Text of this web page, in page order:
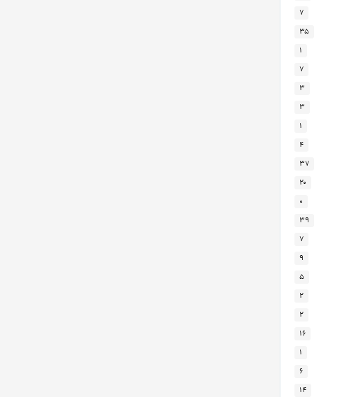
۷
۳۵
۱
۷
۳
۳
۱
۴
۳۷
۲۰
۰
۳۹
۷
۹
۵
۲
۲
۱۶
۱
۶
۱۴